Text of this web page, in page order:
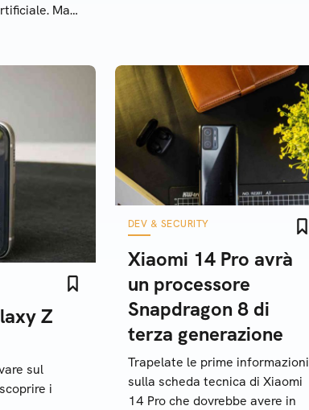
Ma
Z
sul
i
DEV & SECURITY
Xiaomi 14 Pro avrà
un processore
Snapdragon 8 di
terza generazione
Trapelate le prime informazioni
sulla scheda tecnica di Xiaomi
14 Pro che dovrebbe avere in